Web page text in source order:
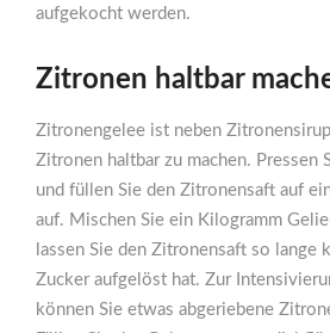
aufgekocht werden.
Zitronen haltbar
Zitronengelee ist neben
Zitronen haltbar zu machen. Pressen
und füllen Sie den Zitronensaft auf
auf. Mischen Sie ein Kilogramm
lassen Sie den Zitronensaft so lange
Zucker aufgelöst hat. Zur
können Sie etwas abgeriebene